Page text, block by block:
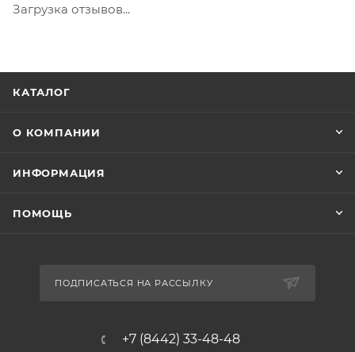
Загрузка отзывов...
КАТАЛОГ
О КОМПАНИИ
ИНФОРМАЦИЯ
ПОМОЩЬ
ПОДПИСАТЬСЯ НА РАССЫЛКУ
+7 (8442) 33-48-48